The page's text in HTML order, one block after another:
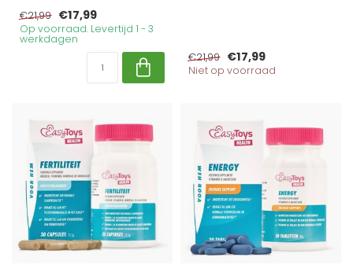
€21,99 €17,99
Op voorraad. Levertijd 1 - 3
werkdagen
€21,99 €17,99
Niet op voorraad